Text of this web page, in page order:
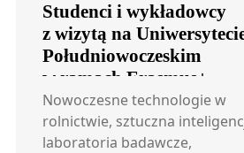
Studenci i wykładowcy
z wizytą na
Południowoczeskim
w ramach Erasmus+
Nowoczesne technologie w
rolnictwie, sztuczna
laboratoria badawcze,